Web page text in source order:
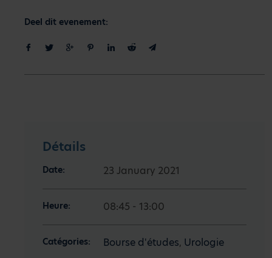
Deel dit evenement:
Détails
Date: 23 January 2021
Heure: 08:45 - 13:00
Catégories: Bourse d'études, Urologie